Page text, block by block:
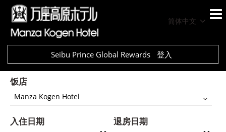
简体中文
Seibu Prince Global Rewards 登入
饭店
Manza Kogen Hotel
入住日期 退房日期